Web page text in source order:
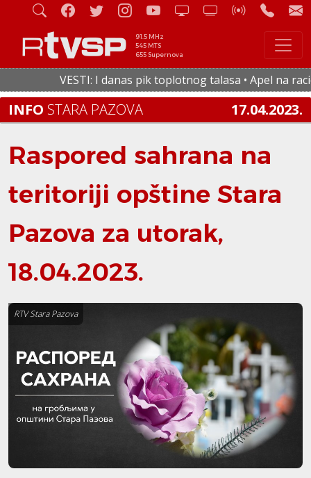
91.5 MHz
545 MTS
655 Supernova
VESTI: I danas pik toplotnog talasa • Apel na
INFO STARA PAZOVA 17.04.2023.
Raspored sahrana na
teritoriji opštine Stara
Pazova za utorak,
18.04.2023.
RTV Stara Pazova